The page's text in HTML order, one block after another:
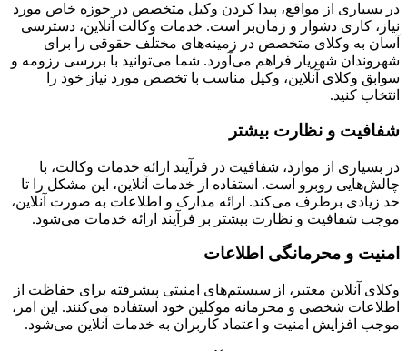
از مواقع، پیدا کردن وکیل متخصص در حوزه خاص مورد
کاری دشوار و زمان‌بر است. خدمات وکالت آنلاین، دسترسی
به وکلای متخصص در زمینه‌های مختلف حقوقی را برای
شهریار فراهم می‌آورد. شما می‌توانید با بررسی رزومه و
وکلای آنلاین، وکیل مناسب با تخصص مورد نیاز خود را
کنید.
و نظارت بیشتر
از موارد، شفافیت در فرآیند ارائه خدمات وکالت، با
روبرو است. استفاده از خدمات آنلاین، این مشکل را تا
برطرف می‌کند. ارائه مدارک و اطلاعات به صورت آنلاین،
شفافیت و نظارت بیشتر بر فرآیند ارائه خدمات می‌شود.
و محرمانگی اطلاعات
آنلاین معتبر، از سیستم‌های امنیتی پیشرفته برای حفاظت از
شخصی و محرمانه موکلین خود استفاده می‌کنند. این امر،
افزایش امنیت و اعتماد کاربران به خدمات آنلاین می‌شود.